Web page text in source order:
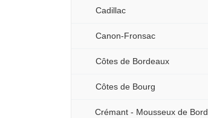
Cadillac
Canon-Fronsac
Côtes de Bordeaux
Côtes de Bourg
Crémant - Mousseux de Bordeaux